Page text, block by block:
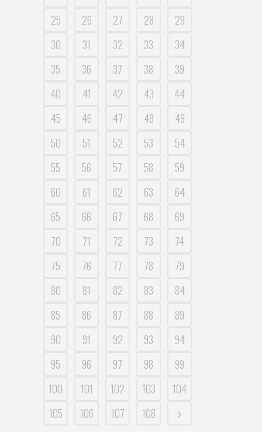
25
26 27 28
29
30
31 32 33
34
35
36 37 38
39
40
41 42 43
44
45
46 47 48
49
50
51 52 53
54
55
56 57 58
59
60
61 62 63
64
65
66 67 68
69
70
71 72 73
74
75
76 77 78
79
80
81 82 83
84
85
86 87 88
89
90
91 92 93
94
95
96 97 98
99
100
101 102 103
104
105
106 107 108